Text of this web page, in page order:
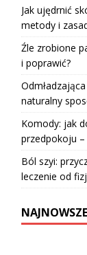
Jak ujędrnić
metody i
Źle zrobione
i poprawić?
naturalny
Komody: jak
przedpokoju
Ból szyi:
leczenie od